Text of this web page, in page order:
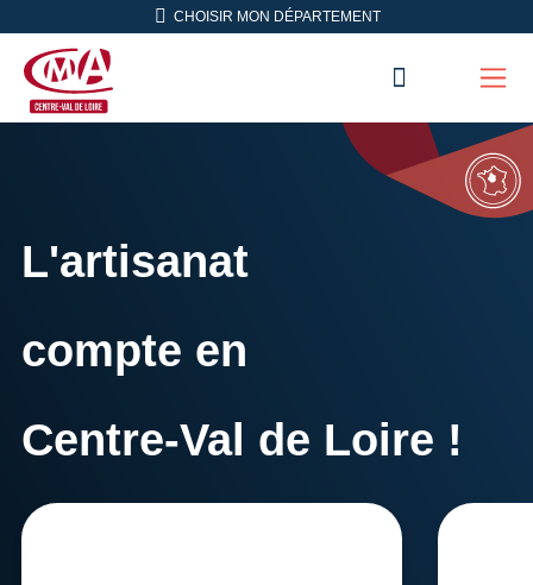
Aller en haut de pageCHOISIR MON DÉPARTEMENT
L'artisanat
compte en
Centre-Val de Loire !